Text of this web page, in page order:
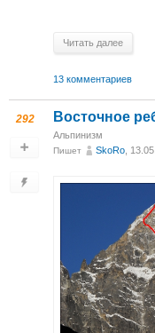
Читать далее
13 комментариев
292 Восточное
Альпинизм
Пишет SkoRo ,